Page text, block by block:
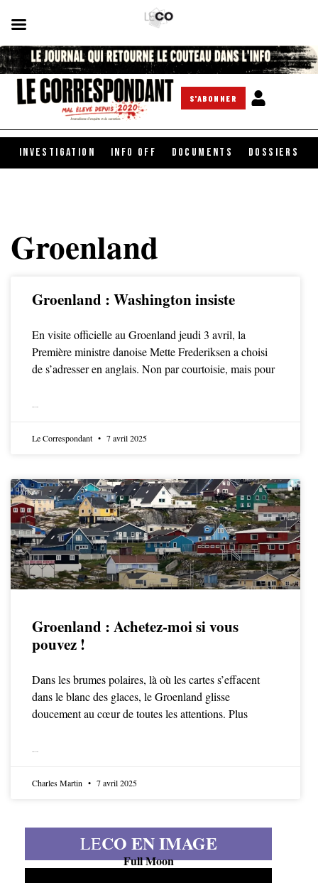
S'ABONNER
INVESTIGATION INFO OFF DOCUMENTS DOSSIERS
Groenland
Groenland : Washington insiste
En visite officielle au Groenland jeudi 3 avril, la
Première ministre danoise Mette Frederiksen a choisi
de s’adresser en anglais. Non par courtoisie, mais pour
Le Correspondant 7 avril 2025
Groenland : Achetez-moi si vous
pouvez !
Dans les brumes polaires, là où les cartes s’effacent
dans le blanc des glaces, le Groenland glisse
doucement au cœur de toutes les attentions. Plus
Charles Martin 7 avril 2025
LECO EN IMAGE
Full Moon